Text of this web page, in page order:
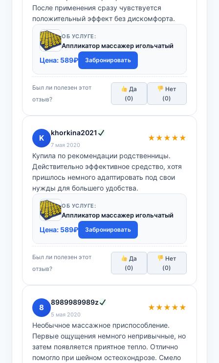
После применения сразу чувствуется
положительный эффект без дискомфорта.
ОБ УСЛУГЕ:
Аппликатор массажер игольчатый
Цена: 589₽ Забронировать
Был ли полезен этот
отзыв?
Да
(0)
Нет
(0)
K
khorkina2021
7 мая 2020
★★★★★
Купила по рекомендации родственницы.
Действительно эффективное средство, хотя
пришлось немного адаптировать под свои
нужды для большего удобства.
ОБ УСЛУГЕ:
Аппликатор массажер игольчатый
Цена: 589₽ Забронировать
Был ли полезен этот
отзыв?
Да
(0)
Нет
(0)
8
8989989989z
5 мая 2020
★★★★★
Необычное массажное приспособление.
Первые ощущения немного непривычные, но
затем появляется приятное тепло. Отлично
помогло при шейном остеохондрозе. Смело